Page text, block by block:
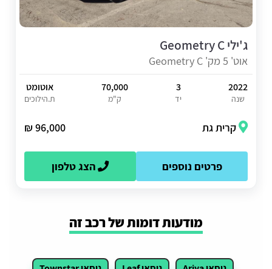
ג'ילי Geometry C
אוט' 5 מק' Geometry C
2022
שנה
3
יד
70,000
ק"מ
אוטומט
ת.הילוכים
קרית גת 96,000 ₪
פרטים נוספים הצג טלפון
מודעות דומות של רכב זה